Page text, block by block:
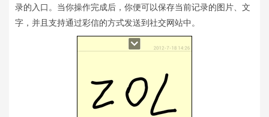
录的入口。当你操作完成后，你便可以保存当前记录的图片、文
字，并且支持通过彩信的方式发送到社交网站中。